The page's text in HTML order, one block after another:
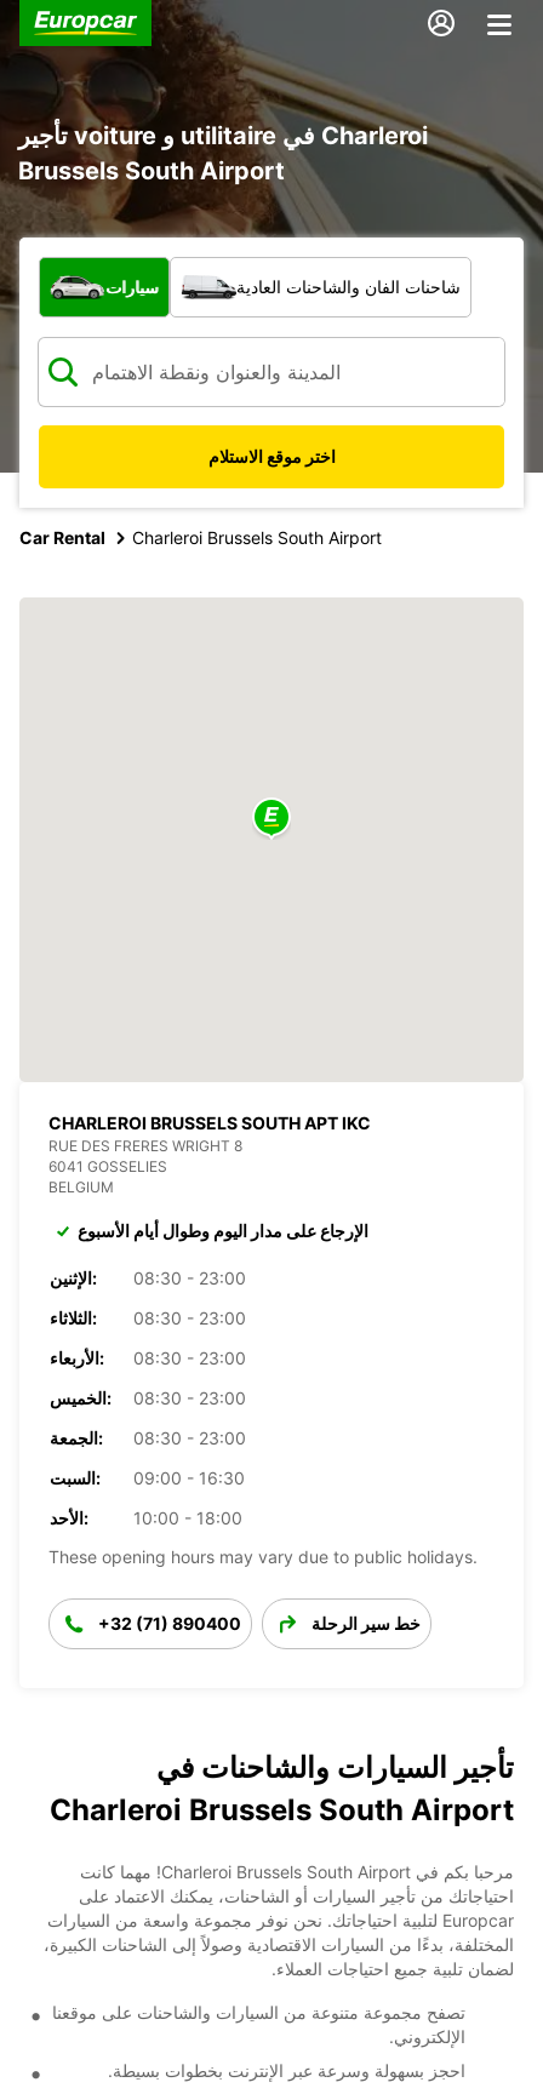
تأجير voiture و utilitaire في Charleroi
Brussels South Airport
ما نوع المركبة؟
سيارات شاحنات الفان والشاحنات العادية
اختر موقع الاستلام
Car Rental Charleroi Brussels South Airport
CHARLEROI BRUSSELS SOUTH APT IKC
RUE DES FRERES WRIGHT 8
6041 GOSSELIES
BELGIUM
الإرجاع على مدار اليوم وطوال أيام الأسبوع
الإثنين:
08:30 - 23:00
الثلاثاء:
08:30 - 23:00
الأربعاء:
08:30 - 23:00
الخميس:
08:30 - 23:00
الجمعة:
08:30 - 23:00
السبت:
09:00 - 16:30
الأحد:
10:00 - 18:00
These opening hours may vary due to public holidays.
+32 (71) 890400 خط سير الرحلة
تأجير السيارات والشاحنات في
Charleroi Brussels South Airport
مرحبا بكم في Charleroi Brussels South Airport! مهما كانت
احتياجاتك من تأجير السيارات أو الشاحنات، يمكنك الاعتماد على
Europcar لتلبية احتياجاتك. نحن نوفر مجموعة واسعة من السيارات
المختلفة، بدءًا من السيارات الاقتصادية وصولاً إلى الشاحنات الكبيرة،
لضمان تلبية جميع احتياجات العملاء.
تصفح مجموعة متنوعة من السيارات والشاحنات على موقعنا
الإلكتروني.
احجز بسهولة وسرعة عبر الإنترنت بخطوات بسيطة.